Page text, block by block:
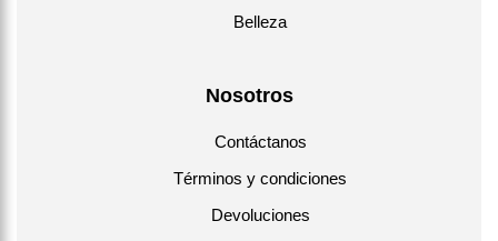
Belleza
Nosotros
Contáctanos
Términos y condiciones
Devoluciones